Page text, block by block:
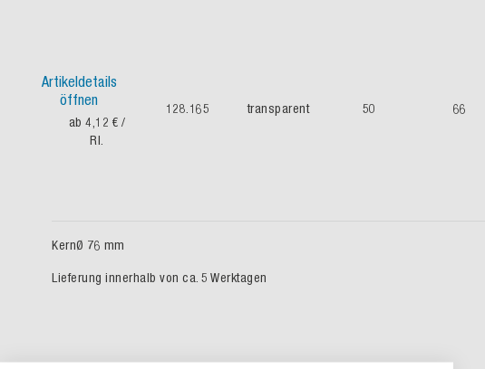
Artikeldetails
öffnen
ab 4,12 € /
Rl.
128.165 transparent 50 66
KernØ 76 mm
Lieferung innerhalb von ca. 5 Werktagen